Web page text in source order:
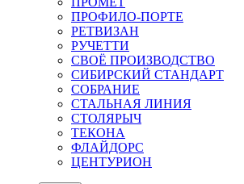
ПРОФИЛО-ПОРТЕ
РЕТВИЗАН
РУЧЕТТИ
СВОЁ ПРОИЗВОДСТВО
СИБИРСКИЙ СТАНДАРТ
СОБРАНИЕ
СТАЛЬНАЯ ЛИНИЯ
СТОЛЯРЫЧ
ТЕКОНА
ФЛАЙДОРС
ЦЕНТУРИОН